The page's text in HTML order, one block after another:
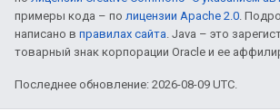
примеры кода – по лицензии Apache 2.0.
написано в правилах сайта. Java – это
товарный знак корпорации Oracle и ее
Последнее обновление: 2026-08-09 UTC.